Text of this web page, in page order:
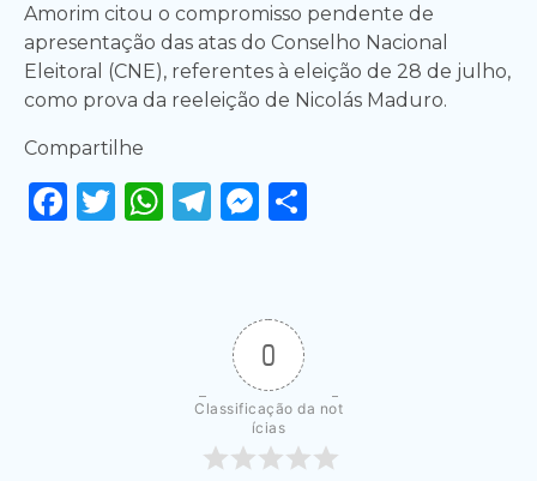
Amorim citou o compromisso pendente de
apresentação das atas do Conselho Nacional
Eleitoral (CNE), referentes à eleição de 28 de julho,
como prova da reeleição de Nicolás Maduro.
Compartilhe
Facebook
Twitter
WhatsApp
Telegram
Messenger
0
Classificação da not
ícias